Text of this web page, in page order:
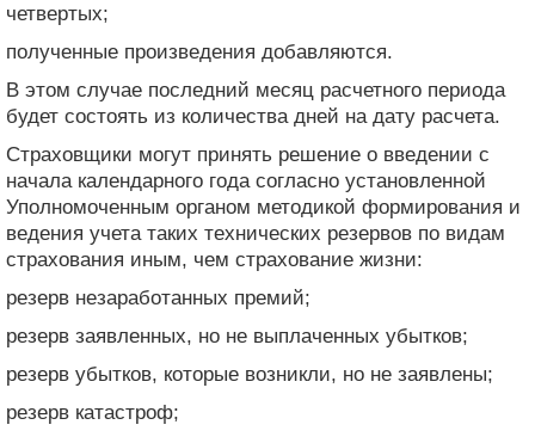
четвертых;
полученные произведения добавляются.
В этом случае последний месяц расчетного периода
будет состоять из количества дней на дату расчета.
Страховщики могут принять решение о введении с
начала календарного года согласно установленной
Уполномоченным органом методикой формирования и
ведения учета таких технических резервов по видам
страхования иным, чем страхование жизни:
резерв незаработанных премий;
резерв заявленных, но не выплаченных убытков;
резерв убытков, которые возникли, но не заявлены;
резерв катастроф;